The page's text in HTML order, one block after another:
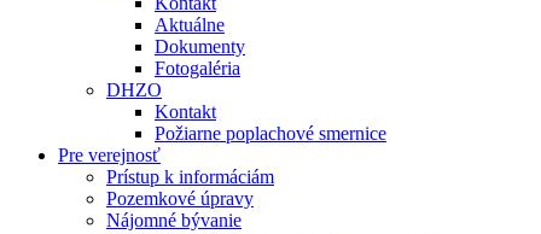
Aktuálne
Dokumenty
Fotogaléria
DHZO
Kontakt
Požiarne poplachové smernice
Pre verejnosť
Prístup k informáciám
Pozemkové úpravy
Nájomné bývanie